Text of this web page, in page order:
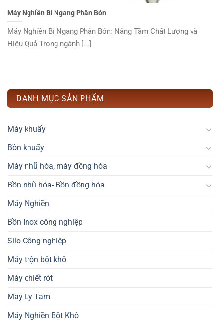
Máy Nghiền Bi Ngang Phân Bón
Máy Nghiền Bi Ngang Phân Bón: Nâng Tầm Chất Lượng và
Hiệu Quả Trong ngành [...]
DANH MỤC SẢN PHẨM
Máy khuấy
Bồn khuấy
Máy nhũ hóa, máy đồng hóa
Bồn nhũ hóa- Bồn đồng hóa
Máy Nghiền
Bồn Inox công nghiệp
Silo Công nghiệp
Máy trộn bột khô
Máy chiết rót
Máy Ly Tâm
Máy Nghiền Bột Khô